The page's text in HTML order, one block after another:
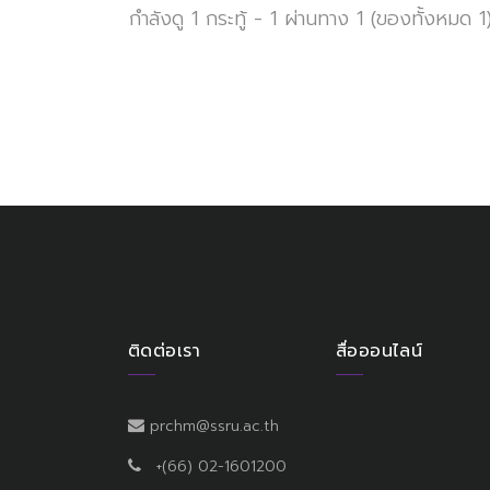
กำลังดู 1 กระทู้ - 1 ผ่านทาง 1 (ของทั้งหมด
ติดต่อเรา
prchm@ssru.ac.th
+(66) 02-1601200
สื่อออนไลน์